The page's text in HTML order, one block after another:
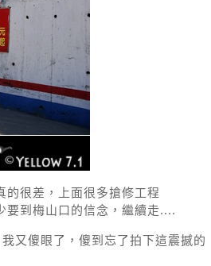
很差，上面很多搶修工程
要到梅山口的信念，繼續走....
又傻眼了，傻到忘了拍下這震撼的